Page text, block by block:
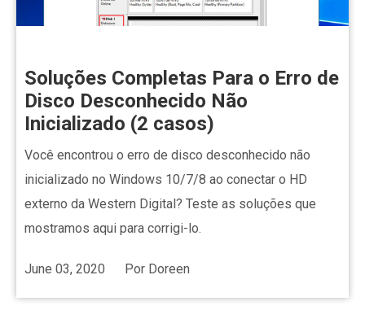
Soluções Completas Para o Erro de
Disco Desconhecido Não
Inicializado (2 casos)
Você encontrou o erro de disco desconhecido não
inicializado no Windows 10/7/8 ao conectar o HD
externo da Western Digital? Teste as soluções que
mostramos aqui para corrigi-lo.
June 03, 2020 Por Doreen